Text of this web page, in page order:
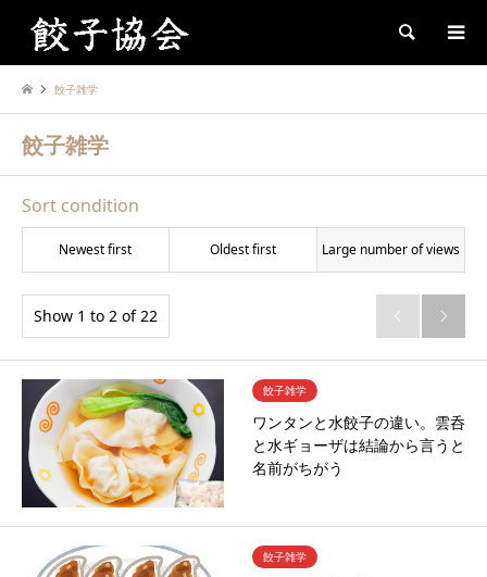
Search
餃子雑学
餃子雑学
Sort condition
Newest first Oldest first Large number of views
Show 1 to 2 of 22  
餃子雑学
ワンタンと水餃子の違い。雲呑
と水ギョーザは結論から言うと
名前がちがう
餃子雑学